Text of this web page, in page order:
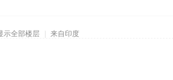
示全部楼层 来自印度